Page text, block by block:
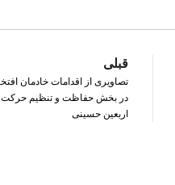
قبلی
تصاویری از اقدامات خادمان
در بخش حفاظت و تنظیم حرکت
اربعین حسینی